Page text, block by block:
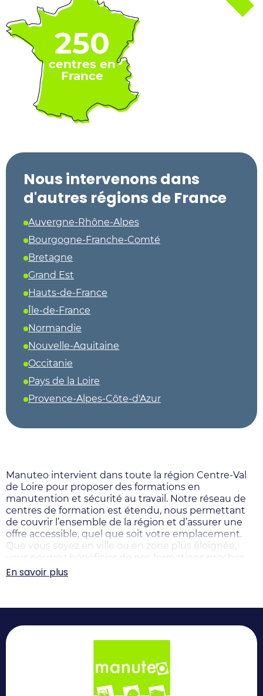
250
centres en
France
Nous intervenons dans
d'autres régions de France
Auvergne-Rhône-Alpes
Bourgogne-Franche-Comté
Bretagne
Grand Est
Hauts-de-France
Île-de-France
Normandie
Nouvelle-Aquitaine
Occitanie
Pays de la Loire
Provence-Alpes-Côte-d'Azur
Manuteo intervient dans toute la région Centre-Val
de Loire pour proposer des formations en
manutention et sécurité au travail. Notre réseau de
centres de formation est étendu, nous permettant
de couvrir l’ensemble de la région et d’assurer une
offre accessible, quel que soit votre emplacement.
Que vous soyez en ville ou en zone plus éloignée,
vous pourrez bénéficier de nos formations proches
de chez vous.
qualité. Chaque centre Manuteo est doté de tous les
équipements nécessaires pour répondre à vos
qui vous accompagneront dans votre apprentissage,
qu’il s’agisse de la conduite de chariots élévateurs ou
de la gestion des risques professionnels.
En savoir plus